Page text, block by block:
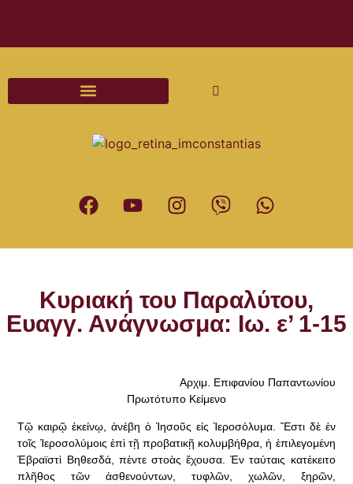
Κυριακή του Παραλύτου,
Ευαγγ. Ανάγνωσμα: Ιω. ε’ 1-15
Αρχιμ. Επιφανίου Παπαντωνίου
Πρωτότυπο Κείμενο
Τῷ καιρῷ ἐκείνῳ, ἀνέβη ὁ Ἰησοῦς εἰς Ἱεροσόλυμα. Ἔστι δὲ ἐν
τοῖς Ἱεροσολύμοις ἐπὶ τῇ προβατικῇ κολυμβήθρα, ἡ ἐπιλεγομένη
Ἑβραϊστὶ Βηθεσδά, πέντε στοὰς ἔχουσα. Ἐν ταύταις κατέκειτο
πλῆθος τῶν ἀσθενούντων, τυφλῶν, χωλῶν, ξηρῶν,